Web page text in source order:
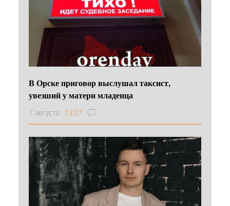
В Орске приговор выслушал таксист,
увезший у матери младенца
7 августа 13:27